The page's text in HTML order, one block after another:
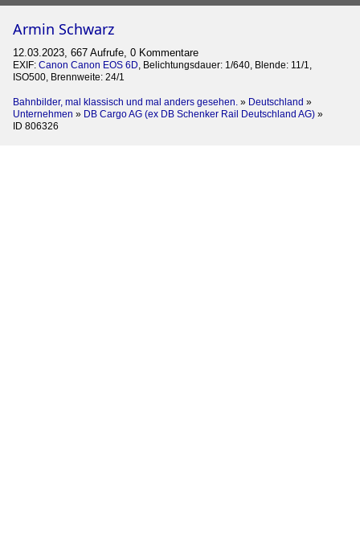
Armin Schwarz
12.03.2023, 667 Aufrufe, 0 Kommentare
EXIF: Canon Canon EOS 6D, Belichtungsdauer: 1/640, Blende: 11/1,
ISO500, Brennweite: 24/1
Bahnbilder, mal klassisch und mal anders gesehen. » Deutschland »
Unternehmen » DB Cargo AG (ex DB Schenker Rail Deutschland AG) »
ID 806326